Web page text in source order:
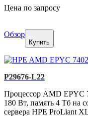
Цена по запросу
Обзор
Купить
P29676-L22
Процессор AMD EPYC
180 Вт, память 4 Тб на
сервера HPE ProLiant